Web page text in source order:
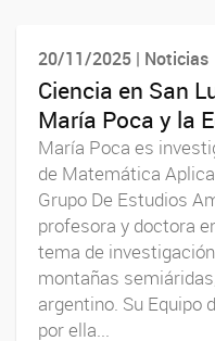
20/11/2025 | Noticias
Ciencia en San
María Poca y la
María Poca es
de Matemática
Grupo De Estudios
profesora y doctora
tema de
montañas
argentino. Su Equipo
por ella...